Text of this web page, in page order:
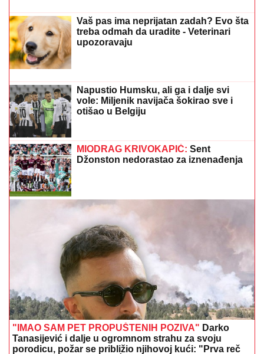
mu identitet, pa traže ljudima pare: "Ne
nasedajte, prijavite"
"PLAŠIM SE SMRTI"
smrti kolega: "Velika sam kukavica, mužu ne smem ni
da pomenem kupovinu grobnice"
Ostoja Mijailović je sada novi
predsednik ABA lige: Domaće
takmičenje neće biti ugroženo!
Da li je bezbedno koristiti telefon dok
se puni? Odgovor bi mogao da vas
iznenadi